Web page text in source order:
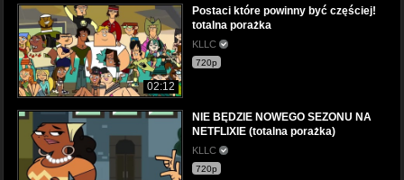
02:12
Postaci które powinny być częściej!
totalna porażka
KLLC
720p
NIE BĘDZIE NOWEGO SEZONU NA
NETFLIXIE (totalna porażka)
KLLC
720p